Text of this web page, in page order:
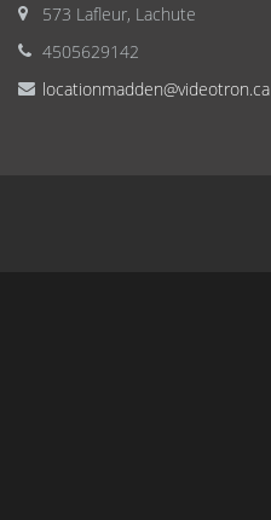
573 Lafleur, Lachute
4505629142
locationmadden@videotron.ca